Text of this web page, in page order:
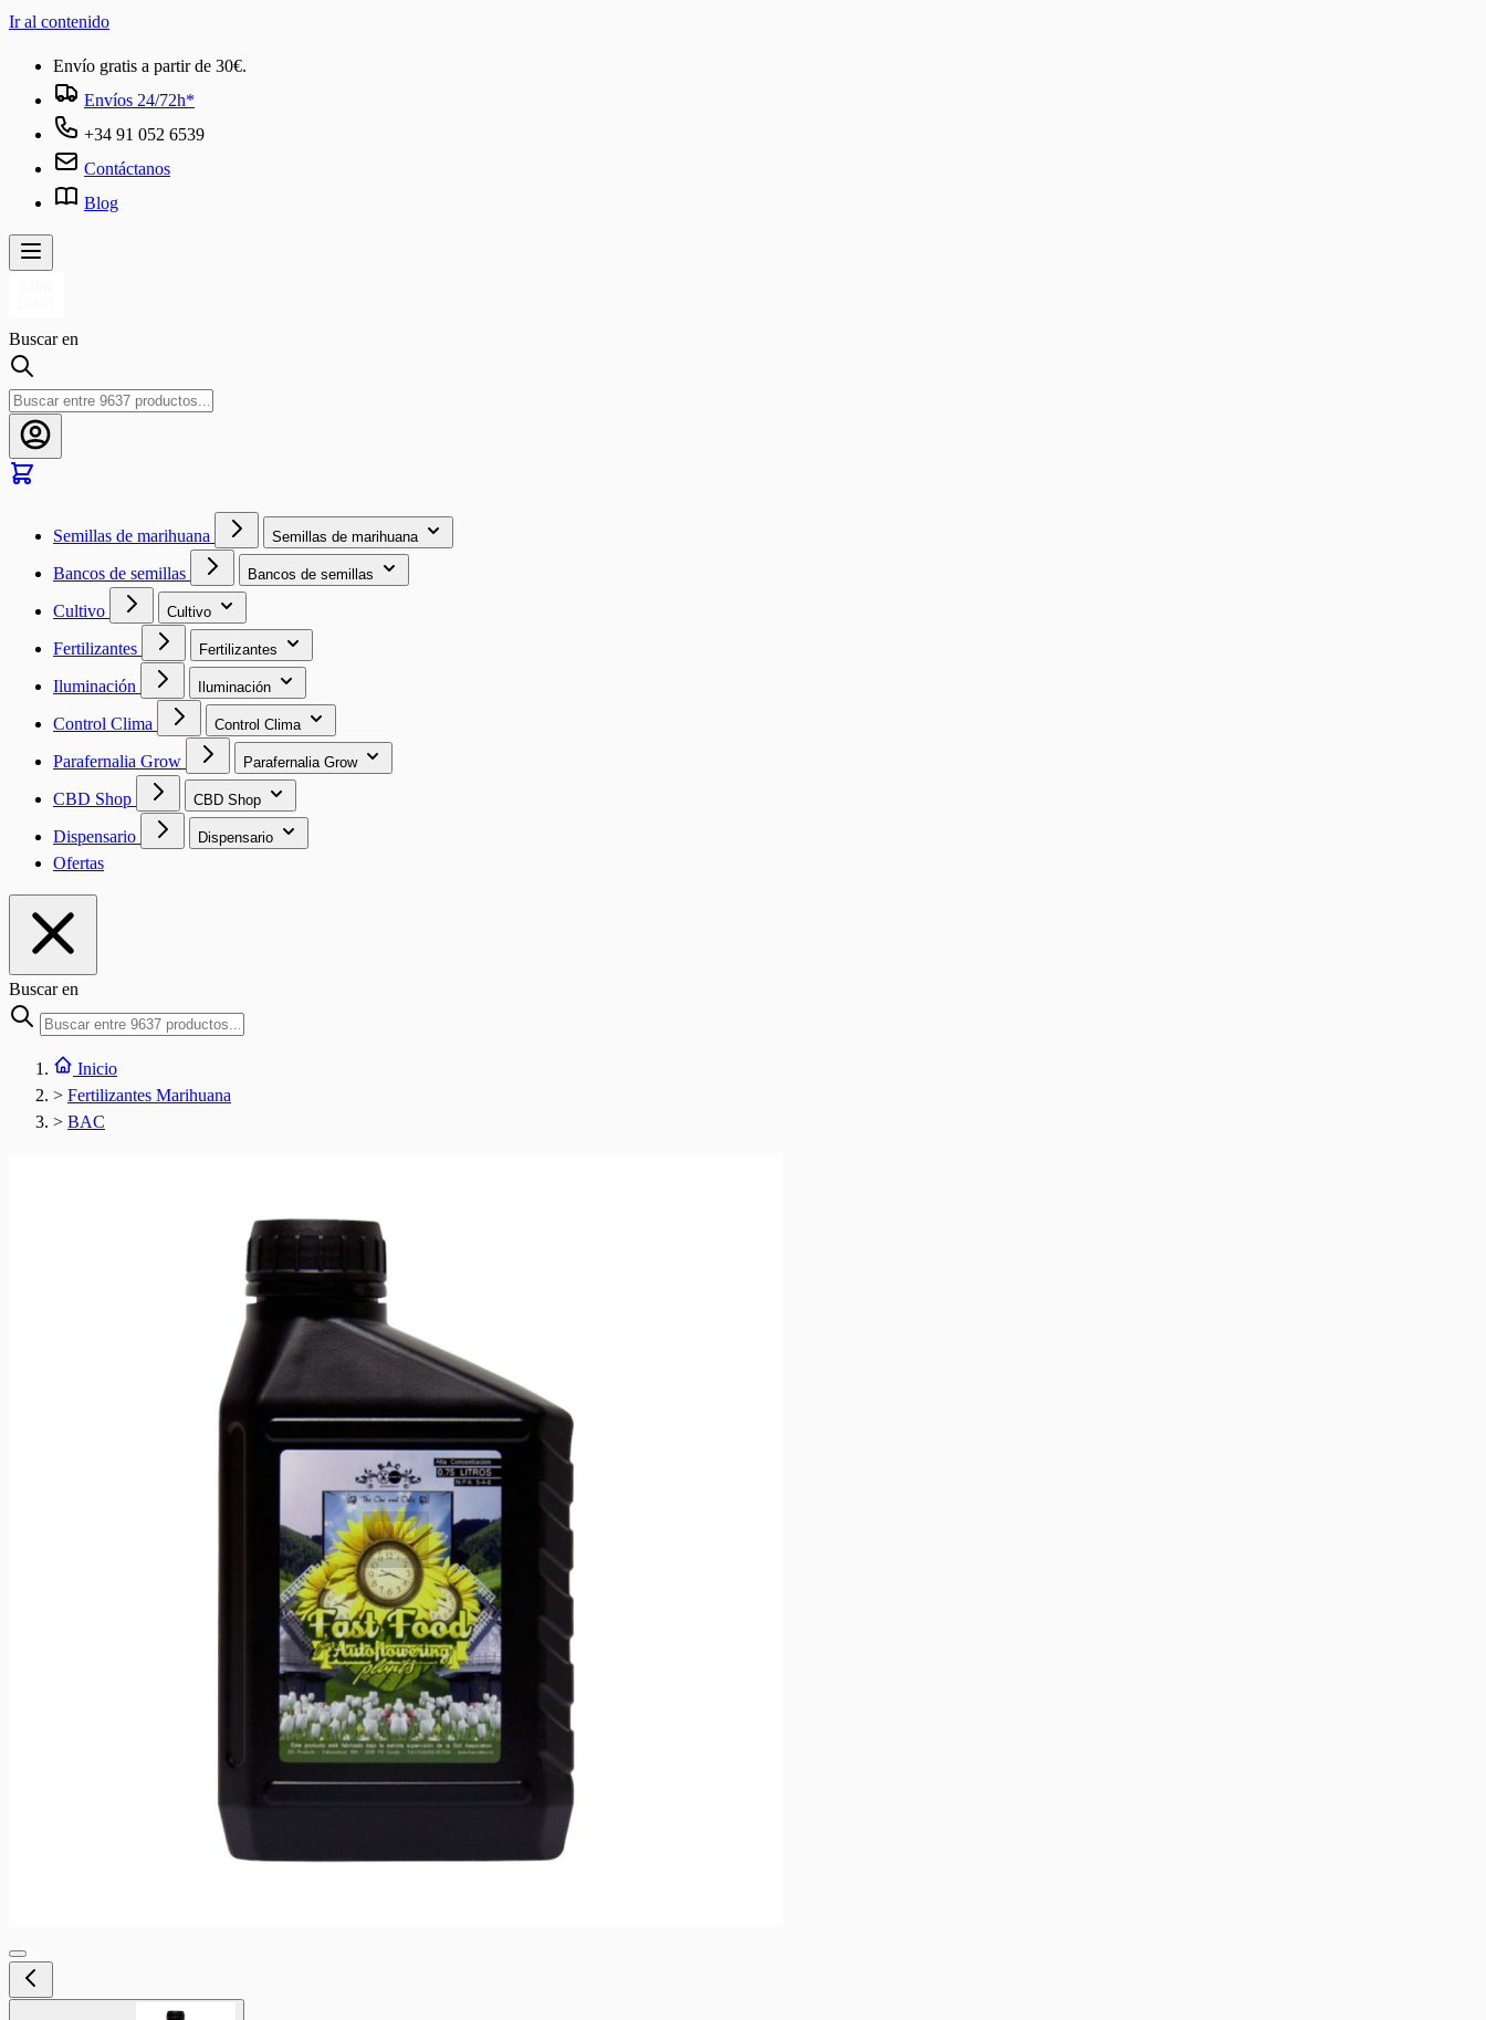
Ir al contenido
Envío gratis a partir de 30€.
Envíos 24/72h*
+34 91 052 6539
Contáctanos
Blog
Buscar en
Semillas de marihuana Semillas de marihuana
Bancos de semillas Bancos de semillas
Cultivo Cultivo
Fertilizantes Fertilizantes
Iluminación Iluminación
Control Clima Control Clima
Parafernalia Grow Parafernalia Grow
CBD Shop CBD Shop
Dispensario Dispensario
Ofertas
Buscar en
Inicio
> Fertilizantes Marihuana
> BAC